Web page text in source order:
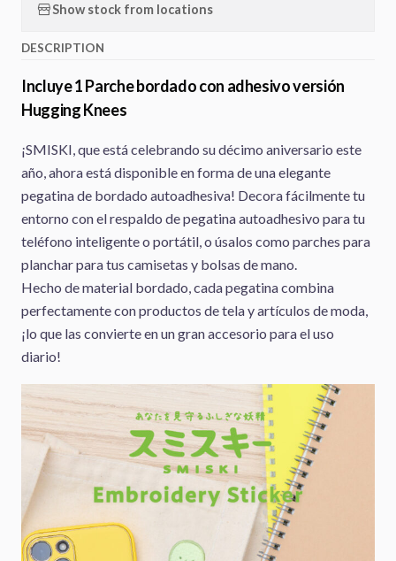
Show stock from locations
DESCRIPTION
Incluye 1 Parche bordado con adhesivo versión
Hugging Knees
¡SMISKI, que está celebrando su décimo aniversario este
año, ahora está disponible en forma de una elegante
pegatina de bordado autoadhesiva! Decora fácilmente tu
entorno con el respaldo de pegatina autoadhesivo para tu
teléfono inteligente o portátil, o úsalos como parches para
planchar para tus camisetas y bolsas de mano.
Hecho de material bordado, cada pegatina combina
perfectamente con productos de tela y artículos de moda,
¡lo que las convierte en un gran accesorio para el uso
diario!